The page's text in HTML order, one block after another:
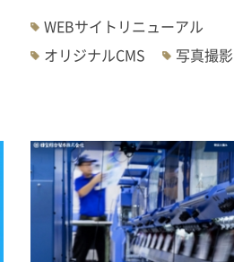
WEBサイトリニューアル
オリジナルCMS
写真撮影